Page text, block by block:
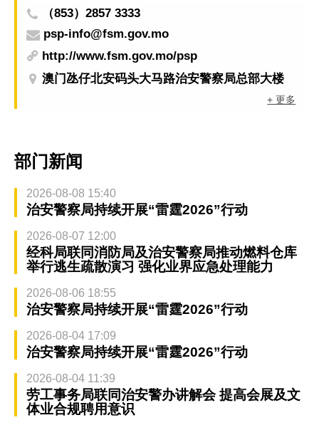
（853）2857 3333
psp-info@fsm.gov.mo
http://www.fsm.gov.mo/psp
澳门氹仔北安码头大马路治安警察局总部大楼
+ 更多
部门新闻
2026-08-08 15:40
治安警察局持续开展“雷霆2026”行动
2026-08-07 12:00
经科局联同消防局及治安警察局推动燃料仓库
举行逃生疏散演习 强化业界应急处理能力
2026-08-06 18:55
治安警察局持续开展“雷霆2026”行动
2026-08-04 17:09
治安警察局持续开展“雷霆2026”行动
2026-08-04 11:39
劳工事务局联同治安警办讲解会 提高会展及文
体业合规聘用意识